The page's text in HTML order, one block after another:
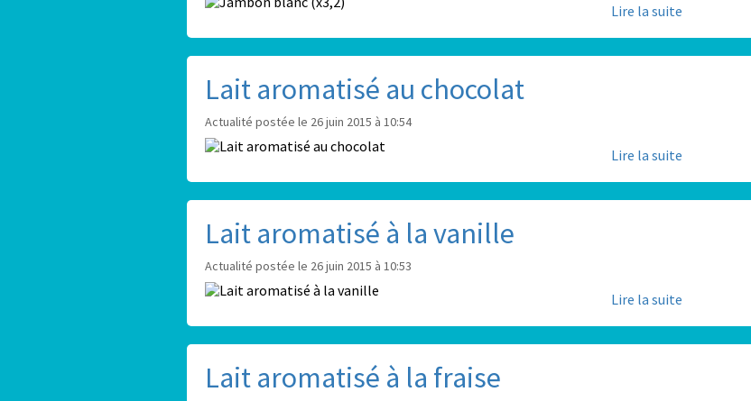
Lire la suite
Lait aromatisé au chocolat
Actualité postée le 26 juin 2015 à 10:54
Lire la suite
Lait aromatisé à la vanille
Actualité postée le 26 juin 2015 à 10:53
Lire la suite
Lait aromatisé à la fraise